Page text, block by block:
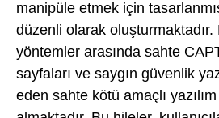
manipüle etmek için
düzenli olarak oluşturmaktadır.
yöntemler arasında sahte
sayfaları ve saygın güvenlik
eden sahte kötü amaçlı yazılım